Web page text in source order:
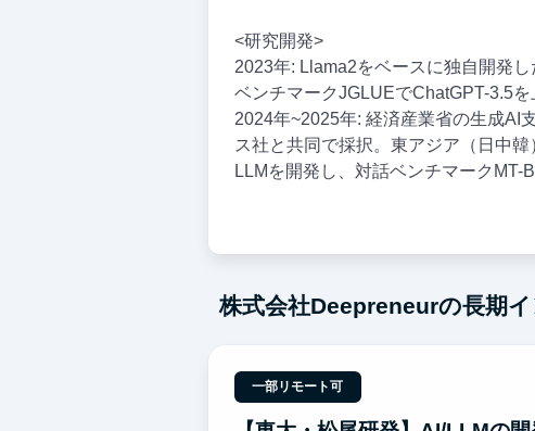
<研究開発>
2023年: Llama2をベースに独自開発
ベンチマークJGLUEでChatGPT-3.5
2024年~2025年: 経済産業省の生成AI
ス社と共同で採択。東アジア（日中
LLMを開発し、対話ベンチマークMT-
株式会社Deepreneurの長期
一部リモート可